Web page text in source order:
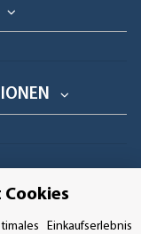
Cookies
Einkaufserlebnis